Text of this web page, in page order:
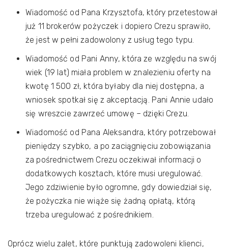
Wiadomość od Pana Krzysztofa, który przetestował
już 11 brokerów pożyczek i dopiero Crezu sprawiło,
że jest w pełni zadowolony z usług tego typu.
Wiadomość od Pani Anny, która ze względu na swój
wiek (19 lat) miała problem w znalezieniu oferty na
kwotę 1 500 zł, która byłaby dla niej dostępna, a
wniosek spotkał się z akceptacją. Pani Annie udało
się wreszcie zawrzeć umowę – dzięki Crezu.
Wiadomość od Pana Aleksandra, który potrzebował
pieniędzy szybko, a po zaciągnięciu zobowiązania
za pośrednictwem Crezu oczekiwał informacji o
dodatkowych kosztach, które musi uregulować.
Jego zdziwienie było ogromne, gdy dowiedział się,
że pożyczka nie wiąże się żadną opłatą, którą
trzeba uregulować z pośrednikiem.
Oprócz wielu zalet, które punktują zadowoleni klienci,